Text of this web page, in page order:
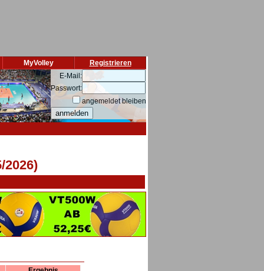
Registrieren
MyVolley
E-Mail:
Passwort:
angemeldet bleiben
2026)